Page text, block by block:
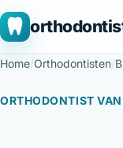
Home/Orthodontisten/
ORTHODONTIST